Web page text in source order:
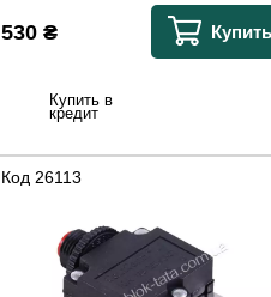
530₴ Купить
Купить в
кредит
Код 26113